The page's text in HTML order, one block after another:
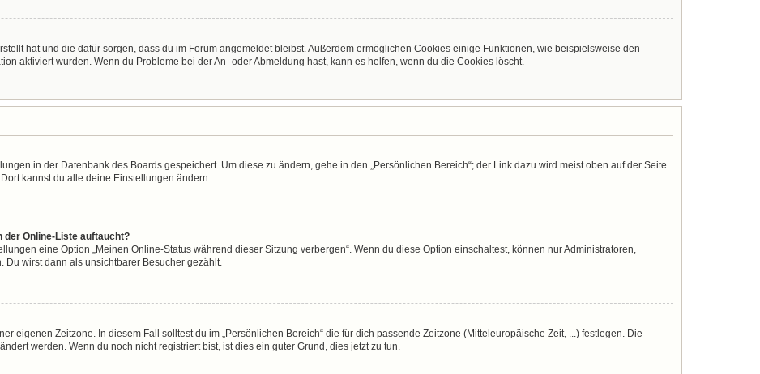
hat und die dafür sorgen, dass du im Forum angemeldet bleibst. Außerdem ermöglichen Cookies einige Funktionen, wie beispielsweise den
aktiviert wurden. Wenn du Probleme bei der An- oder Abmeldung hast, kann es helfen, wenn du die Cookies löscht.
in der Datenbank des Boards gespeichert. Um diese zu ändern, gehe in den „Persönlichen Bereich“; der Link dazu wird meist oben auf der Seite
kannst du alle deine Einstellungen ändern.
der Online-Liste auftaucht?
eine Option „Meinen Online-Status während dieser Sitzung verbergen“. Wenn du diese Option einschaltest, können nur Administratoren,
wirst dann als unsichtbarer Besucher gezählt.
eigenen Zeitzone. In diesem Fall solltest du im „Persönlichen Bereich“ die für dich passende Zeitzone (Mitteleuropäische Zeit, ...) festlegen. Die
werden. Wenn du noch nicht registriert bist, ist dies ein guter Grund, dies jetzt zu tun.